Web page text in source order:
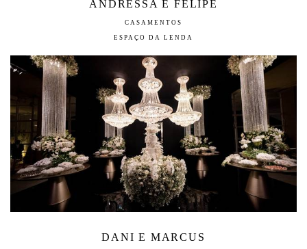
ANDRESSA E FELIPE
CASAMENTOS
ESPAÇO DA LENDA
DANI E MARCUS